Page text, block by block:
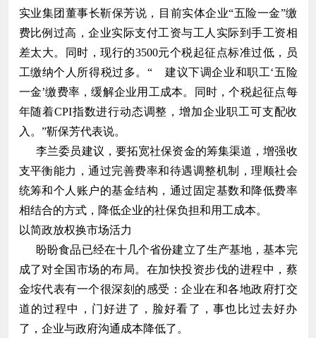
实业集团董事长靳保芳说，目前实体企业“五险一金”缴
费比例过高，企业实际支付工资与工人实际到手工资相
差太大。同时，现行的3500元个税起征点标准过低，员
工缴纳个人所得税过多。“ 建议下调企业和职工‘五险
一金’缴费率，缓解企业用工成本。同时，个税起征点每
年随着CPI指数进行动态调整，增加企业职工可支配收
入。”靳保芳代表说。
李兰委员建议，要拓宽社保资金的筹集渠道，增强收
支平衡能力，通过完善费率和待遇调整机制，理顺社会
统筹和个人账户的基金结构，通过固定基数和降低费率
相结合的方式，降低企业的社保负担和用工成本。
以简政放权换市场活力
盼盼食品已经在十几个省份建立了生产基地，基本完
成了对全国市场的布局。在加快投资步伐的进程中，蔡
金垵代表有一个很深刻的感受：企业在和各地政府打交
道的过程中，门好进了，脸好看了，事也比过去好办
了，企业与政府沟通成本降低了。